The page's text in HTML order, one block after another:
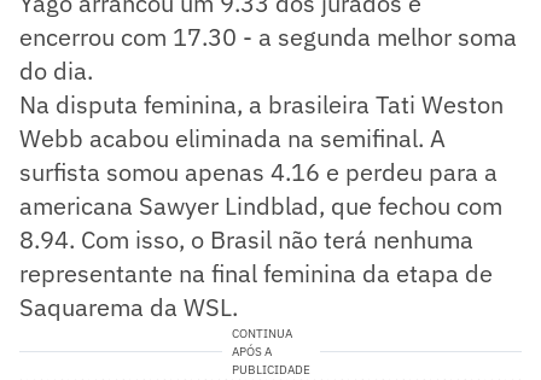
encerrou com 17.30 - a segunda melhor soma
do dia.
Na disputa feminina, a brasileira Tati Weston
Webb acabou eliminada na semifinal. A
surfista somou apenas 4.16 e perdeu para a
americana Sawyer Lindblad, que fechou com
8.94. Com isso, o Brasil não terá nenhuma
representante na final feminina da etapa de
Saquarema da WSL.
CONTINUA
APÓS A
PUBLICIDADE